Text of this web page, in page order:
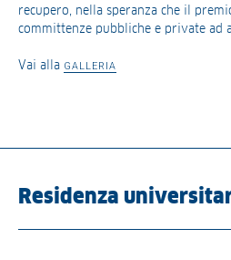
recupero, nella speranza che il
committenze pubbliche e private ad
Vai alla GALLERIA
Residenza